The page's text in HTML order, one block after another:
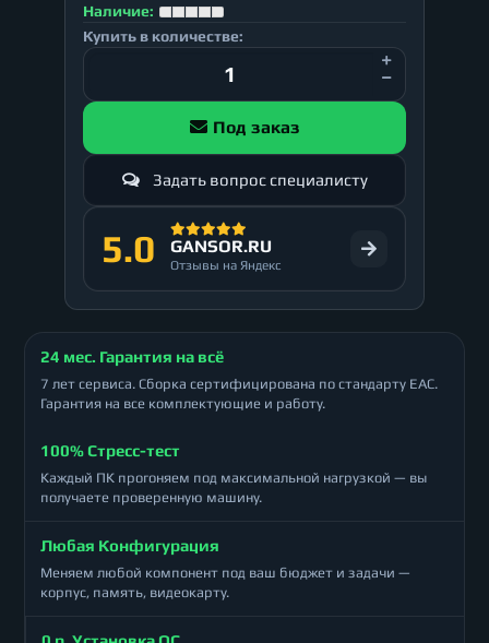
Наличие:
Купить в количестве:
Под заказ
Задать вопрос специалисту
5.0 GANSOR.RU
Отзывы на Яндекс
24 мес. Гарантия на всё
7 лет сервиса. Сборка сертифицирована по стандарту ЕАС.
Гарантия на все комплектующие и работу.
100% Стресс-тест
Каждый ПК прогоняем под максимальной нагрузкой — вы
получаете проверенную машину.
Любая Конфигурация
Меняем любой компонент под ваш бюджет и задачи —
корпус, память, видеокарту.